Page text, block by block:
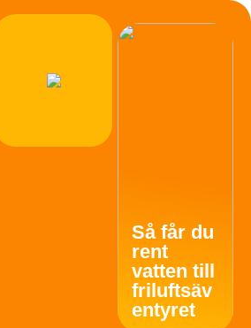
Så får du
rent
vatten till
friluftsäv
entyret